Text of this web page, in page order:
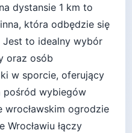
dystansie 1 km to
która odbędzie się
to idealny wybór
oraz osób
w sporcie, oferujący
pośród wybiegów
ogrodzie
łączy